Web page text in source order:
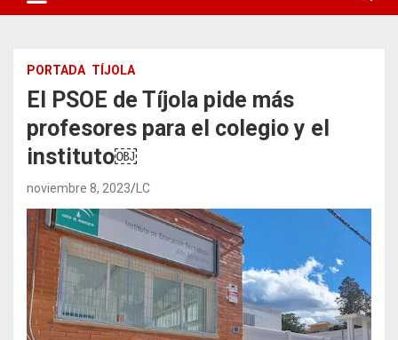
PORTADA TÍJOLA
El PSOE de Tíjola pide más
profesores para el colegio y el
instituto￼
noviembre 8, 2023 LC